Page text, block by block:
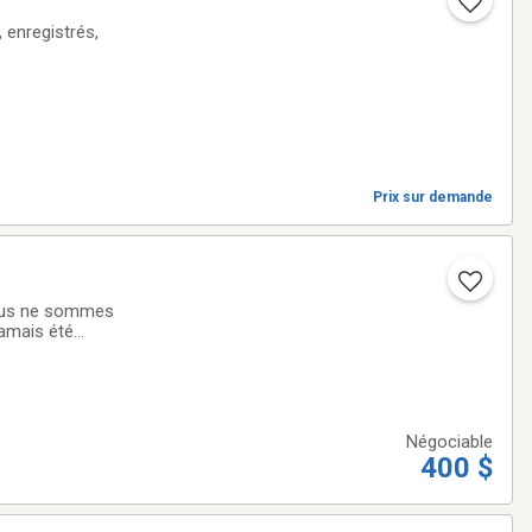
Prix sur demande
ne sommes
été
Négociable
400 $